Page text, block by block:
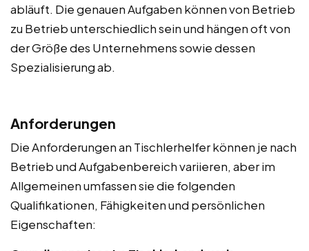
abläuft. Die genauen Aufgaben können von Betrieb
zu Betrieb unterschiedlich sein und hängen oft von
der Größe des Unternehmens sowie dessen
Spezialisierung ab.
Anforderungen
Die Anforderungen an Tischlerhelfer können je nach
Betrieb und Aufgabenbereich variieren, aber im
Allgemeinen umfassen sie die folgenden
Qualifikationen, Fähigkeiten und persönlichen
Eigenschaften: